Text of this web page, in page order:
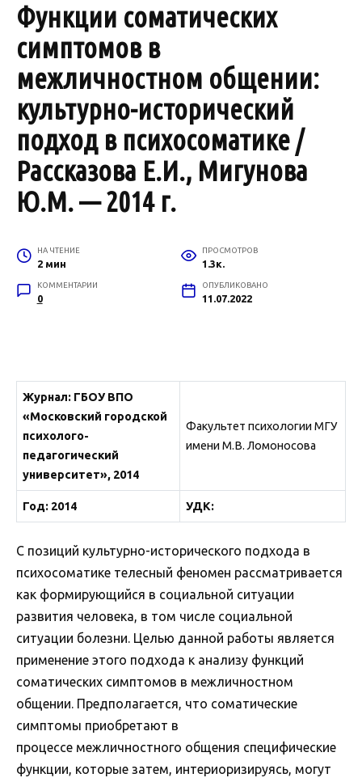
Функции соматических
симптомов в
межличностном общении:
культурно-исторический
подход в психосоматике /
Рассказова Е.И., Мигунова
Ю.М. — 2014 г.
НА ЧТЕНИЕ
2 мин
ПРОСМОТРОВ
1.3к.
КОММЕНТАРИИ
0
ОПУБЛИКОВАНО
11.07.2022
Журнал: ГБОУ ВПО
«Московский городской
психолого-
педагогический
университет», 2014
Факультет психологии МГУ
имени М.В. Ломоносова
Год: 2014 УДК:
С позиций культурно-исторического подхода в
психосоматике телесный феномен рассматривается
как формирующийся в социальной ситуации
развития человека, в том числе социальной
ситуации болезни. Целью данной работы является
применение этого подхода к анализу функций
соматических симптомов в межличностном
общении. Предполагается, что соматические
симптомы приобретают в
процессе межличностного общения специфические
функции, которые затем, интериоризируясь, могут